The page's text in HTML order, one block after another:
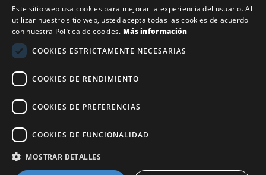
CONTACTO
Tel 0034 93 713 37 30
sermovil@sertronic.es
Acceso intranet para representantes
Este sitio web usa cookies para mejorar la experiencia del usuario. Al
utilizar nuestro sitio web, usted acepta todas las cookies de acuerdo
con nuestra Política de cookies. Más información
COOKIES ESTRICTAMENTE NECESARIAS
COOKIES DE RENDIMIENTO
COOKIES DE PREFERENCIAS
COOKIES DE FUNCIONALIDAD
MOSTRAR DETALLES